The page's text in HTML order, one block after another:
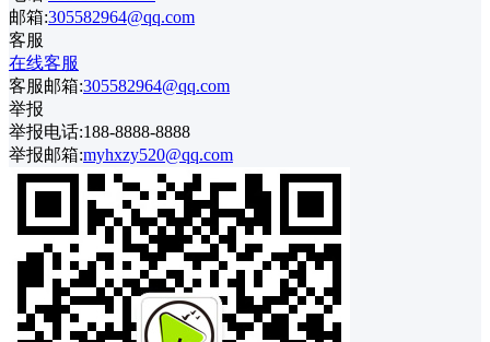
邮箱:305582964@qq.com
客服
在线客服
客服邮箱:305582964@qq.com
举报
举报电话:188-8888-8888
举报邮箱:myhxzy520@qq.com